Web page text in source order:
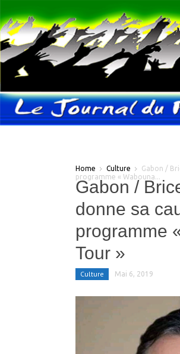
Home Culture
Gabon /
programme « Wabouna...
Gabon /
donne sa
programme
Tour »
Culture Mai 6, 2019